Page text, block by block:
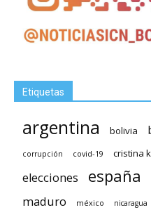
Etiquetas
argentina bolivia
corrupción covid-19 cristina
elecciones españa
maduro méxico nicaragua